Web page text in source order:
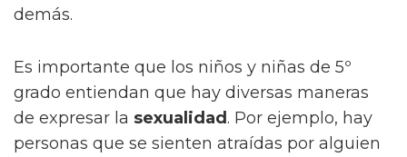
demás.
Es importante que los niños y niñas de 5º
grado entiendan que hay diversas maneras
de expresar la sexualidad . Por ejemplo, hay
personas que se sienten atraídas por alguien